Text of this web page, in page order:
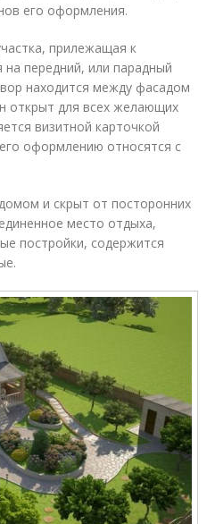
его оформления.
прилежащая к
передний, или парадный
находится между фасадом
открыт для всех желающих
визитной карточкой
оформлению относятся с
и скрыт от посторонних
место отдыха,
постройки, содержится